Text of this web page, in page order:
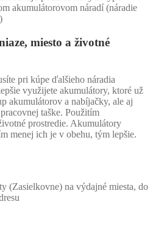
akumulátorovom náradí (náradie
miesto a životné
pri kúpe ďalšieho náradia
využijete akumulátory, ktoré už
akumulátorov a nabíjačky, ale aj
taške. Použitím
prostredie. Akumulátory
menej ich je v obehu, tým lepšie.
(Zasielkovne) na výdajné miesta, do